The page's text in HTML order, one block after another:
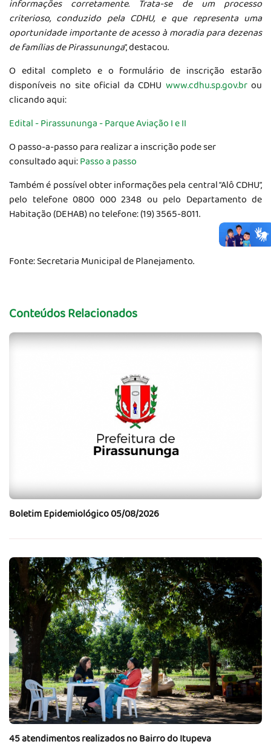
informações corretamente. Trata-se de um processo
criterioso, conduzido pela CDHU, e que representa uma
oportunidade importante de acesso à moradia para dezenas
de famílias de Pirassununga”, destacou.
O edital completo e o formulário de inscrição estarão
disponíveis no site oficial da CDHU www.cdhu.sp.gov.brou
clicando aqui:
Edital - Pirassununga - Parque Aviação I e II
O passo-a-passo para realizar a inscrição pode ser
consultado aqui:Passo a passo
Também é possível obter informações pela central “Alô CDHU”,
pelo telefone 0800 000 2348 ou pelo Departamento de
Habitação (DEHAB) no telefone: (19) 3565-8011.
Fonte: Secretaria Municipal de Planejamento.
Conteúdos Relacionados
Boletim Epidemiológico 05/08/2026
45 atendimentos realizados no Bairro do Itupeva